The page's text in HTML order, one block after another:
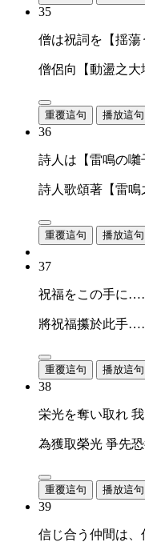
35
僧は祝詞を【揺蕩
僧侶向【動盪之大
重覆這句 播放這句
36
詩人は【雷鳴の囃
詩人歌頌著【雷鳴
重覆這句 播放這句
37
祝福をこの手に
將祝福攥於此手
重覆這句 播放這句
38
栄光を奪い取れ
為獲取榮光 爭先
重覆這句 播放這句
39
信じ合う仲間は